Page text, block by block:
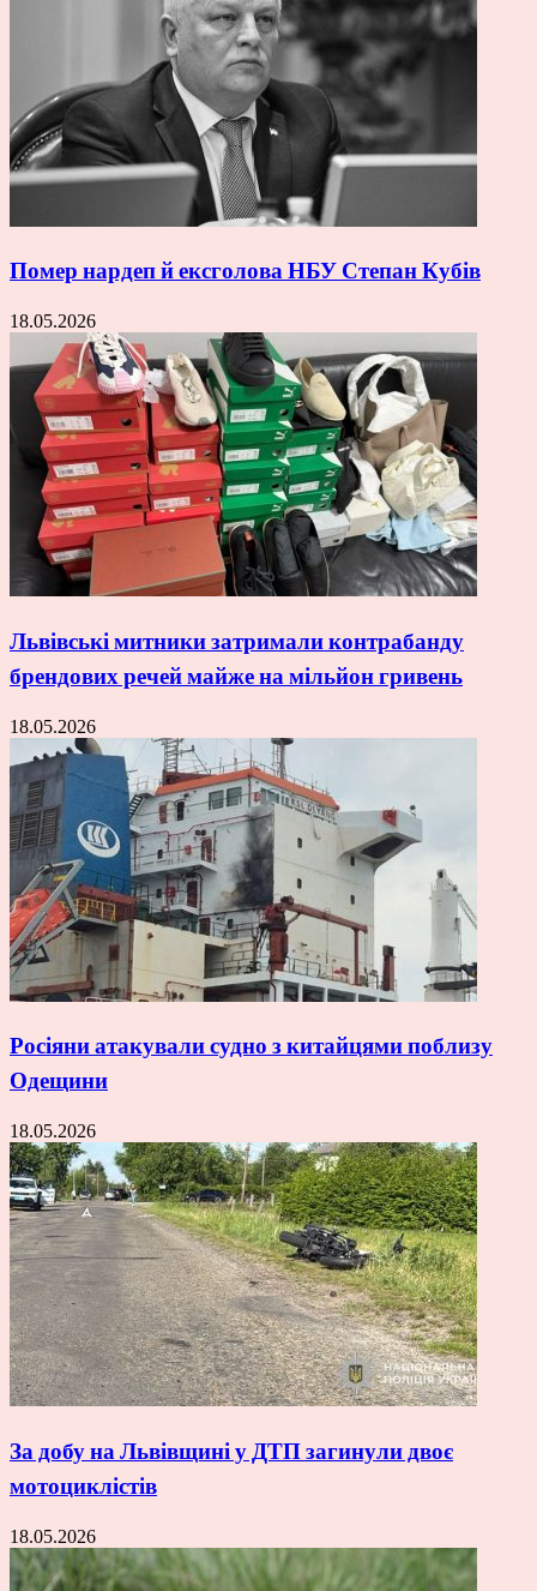
Помер нардеп й ексголова НБУ Степан Кубів
18.05.2026
Львівські митники затримали контрабанду
брендових речей майже на мільйон гривень
18.05.2026
Росіяни атакували судно з китайцями поблизу
Одещини
18.05.2026
За добу на Львівщині у ДТП загинули двоє
мотоциклістів
18.05.2026